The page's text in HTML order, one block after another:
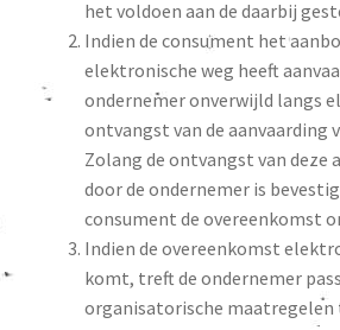
het voldoen aan de daarbij
Indien de consument het
elektronische weg heeft
ondernemer onverwijld langs
ontvangst van de aanvaarding
Zolang de ontvangst van deze
door de ondernemer is
consument de overeenkomst
Indien de overeenkomst
komt, treft de ondernemer
organisatorische maatregelen